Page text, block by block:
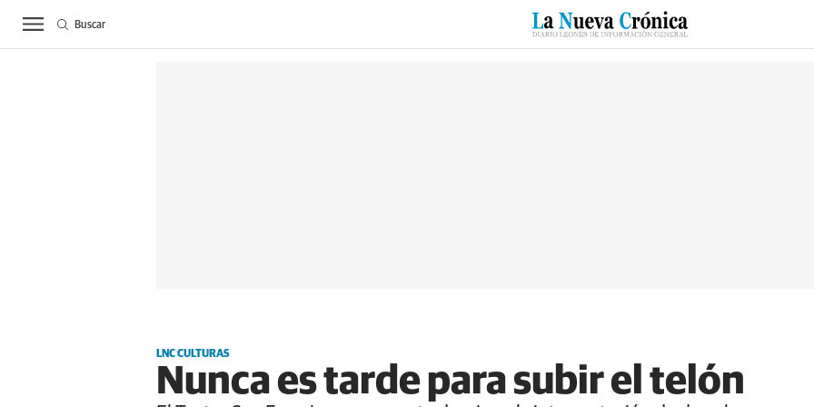
ACTUALIDAD BIERZO SUCESOS CULTURAS ESPECIALES DEPORTES
Buscar
LNC CULTURAS
Nunca es tarde para subir el telón